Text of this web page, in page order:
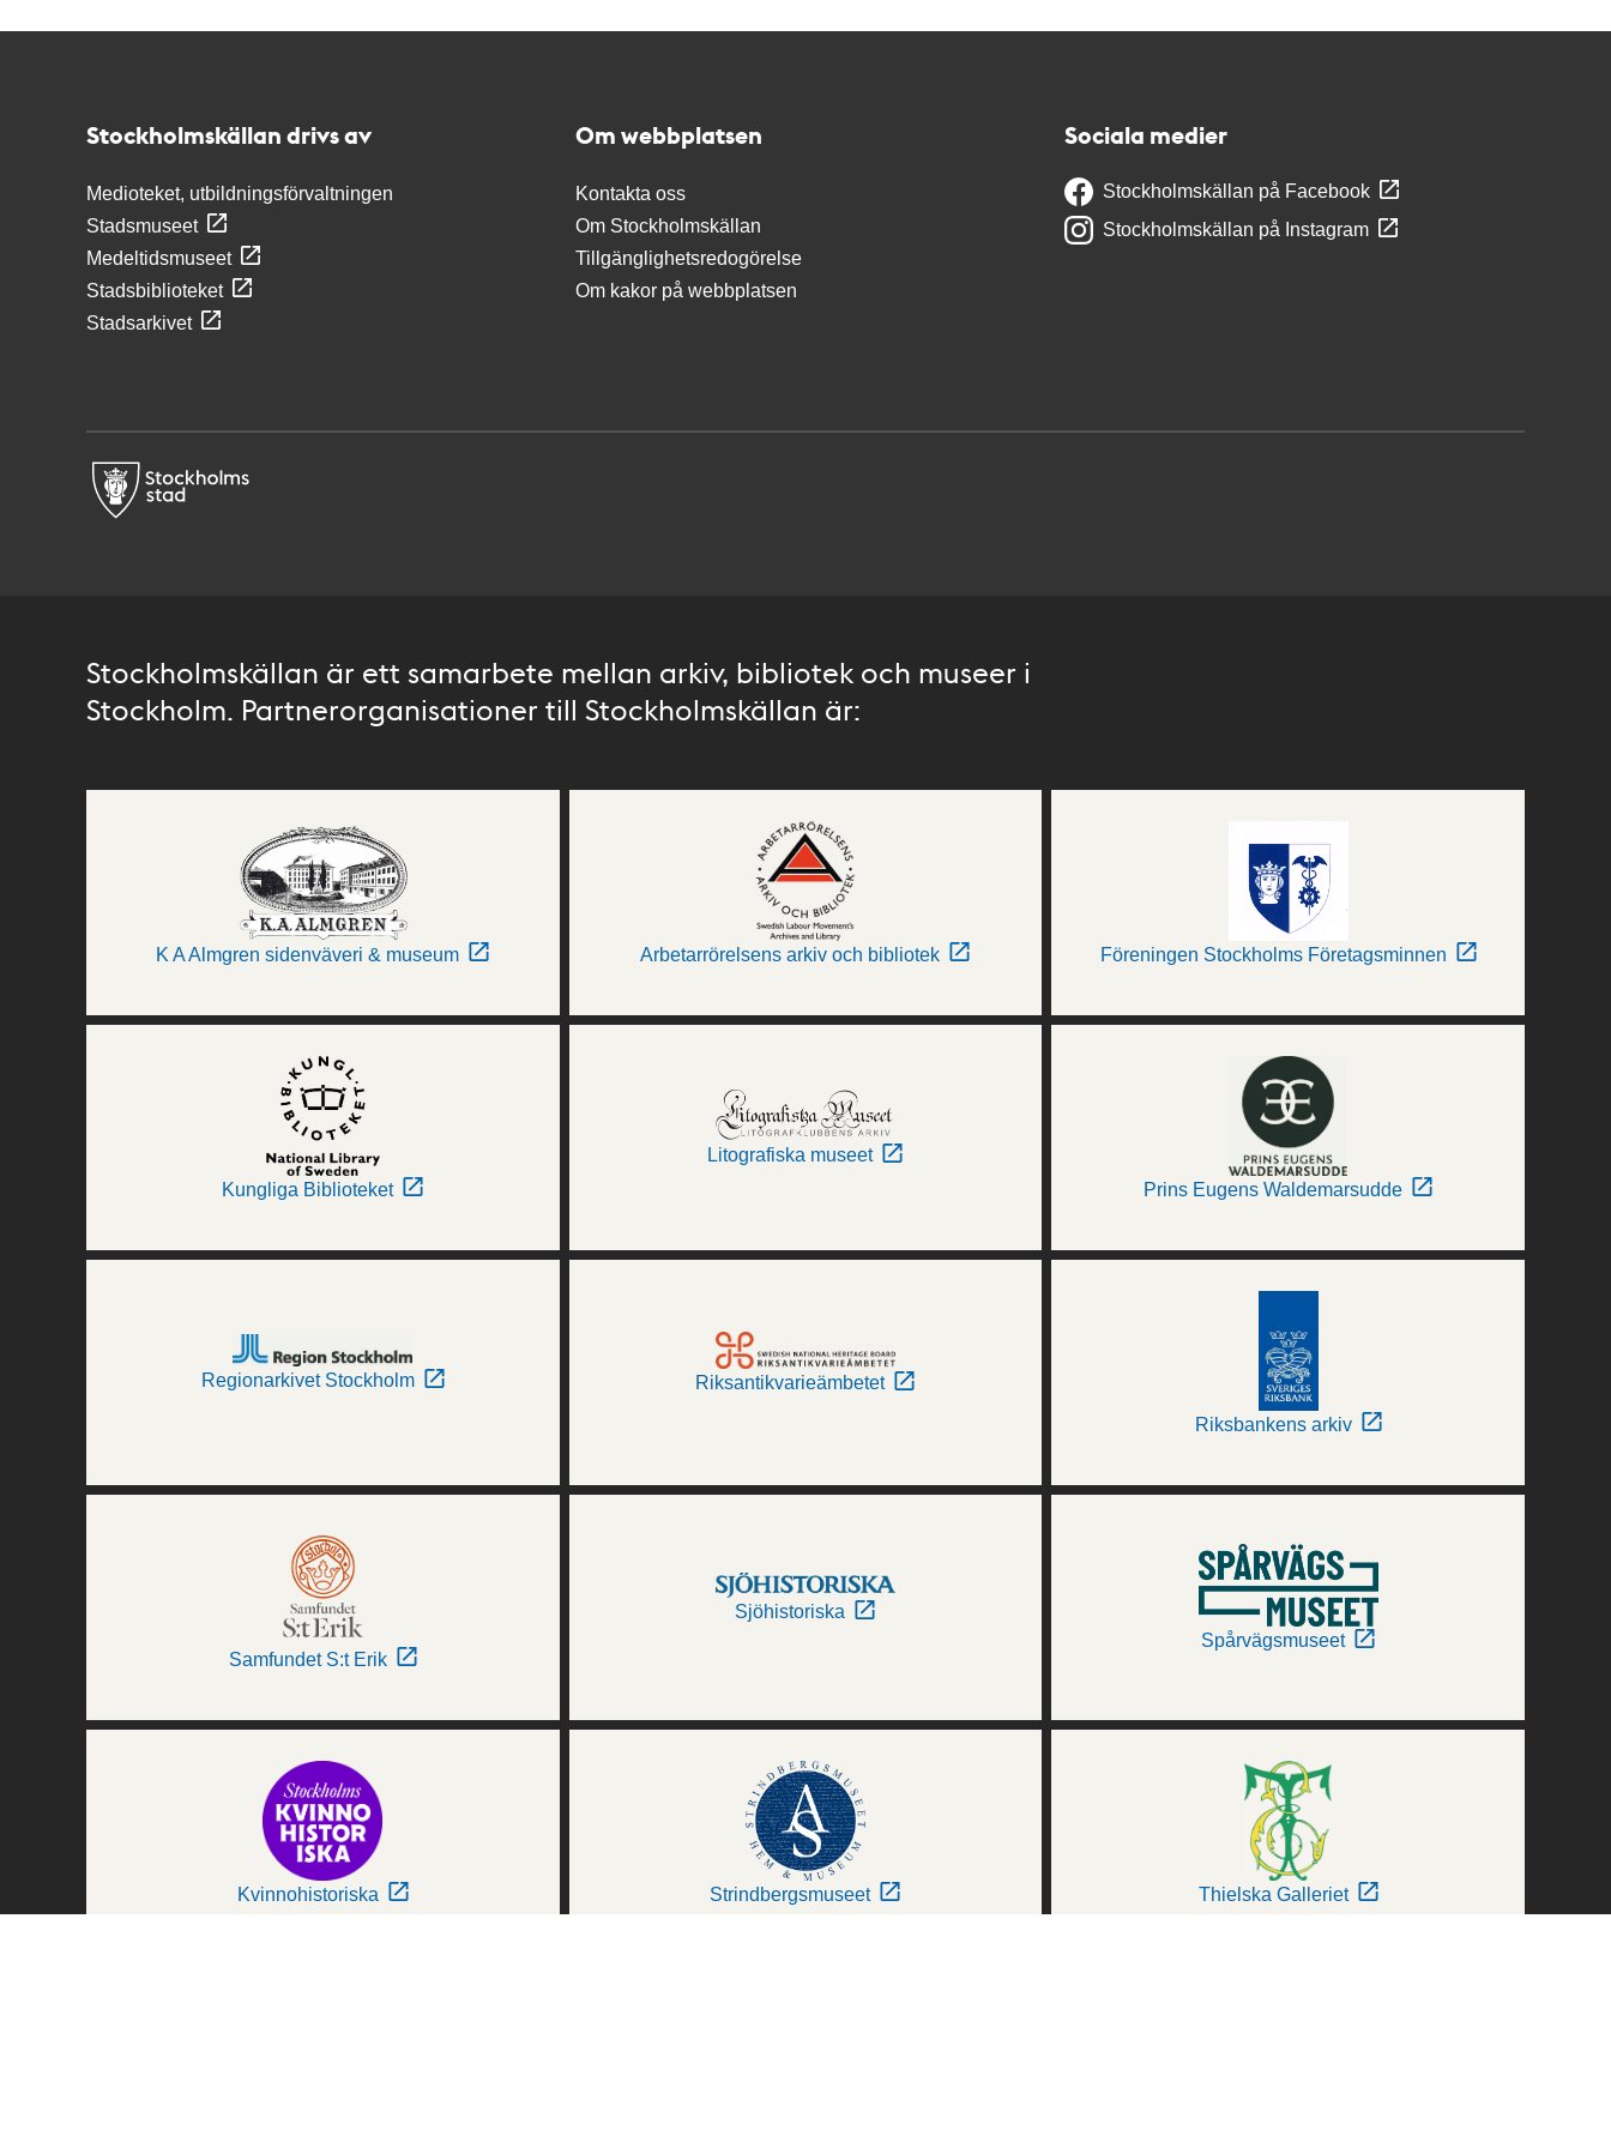
Stockholmskällan drivs av
Medioteket, utbildningsförvaltningen
Stadsmuseet
Medeltidsmuseet
Stadsbiblioteket
Stadsarkivet
Om webbplatsen
Kontakta oss
Om Stockholmskällan
Tillgänglighetsredogörelse
Om kakor på webbplatsen
Sociala medier
Stockholmskällan på Facebook
Stockholmskällan på Instagram
Stockholmskällan är ett samarbete mellan arkiv, bibliotek och museer i
Stockholm. Partnerorganisationer till Stockholmskällan är:
K A Almgren sidenväveri & museum Arbetarrörelsens arkiv och bibliotek Föreningen Stockholms Företagsminnen
Kungliga Biblioteket
Litografiska museet
Prins Eugens Waldemarsudde
Regionarkivet Stockholm Riksantikvarieämbetet
Riksbankens arkiv
Samfundet S:t Erik
Sjöhistoriska
Spårvägsmuseet
Kvinnohistoriska Strindbergsmuseet Thielska Galleriet